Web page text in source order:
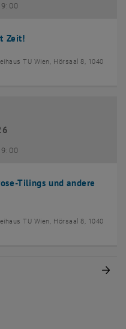
Zeit!
TU Wien, Hörsaal 8, 1040
Tilings und andere
2026
TU Wien, Hörsaal 8, 1040